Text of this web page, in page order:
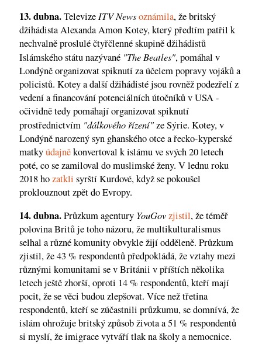
13. dubna.Televize ITV Newsoznámila, že britský
džihádista Alexanda Amon Kotey, který předtím patřil k
nechvalně proslulé čtyřčlenné skupině džihádistů
Islámského státu nazývané "The Beatles", pomáhal v
Londýně organizovat spiknutí za účelem popravy vojáků a
policistů. Kotey a další džihádisté jsou rovněž podezřelí z
vedení a financování potenciálních útočníků v USA -
očividně tedy pomáhají organizovat spiknutí
prostřednictvím "dálkového řízení"ze Sýrie. Kotey, v
Londýně narozený syn ghanského otce a řecko-kyperské
matkyúdajněkonvertoval k islámu ve svých 20 letech
poté, co se zamiloval do muslimské ženy. V lednu roku
2018 hozatkli syrští Kurdové, když se pokoušel
proklouznout zpět do Evropy.
14. dubna.Průzkum agentury YouGovzjistil, že téměř
polovina Britů je toho názoru, že multikulturalismus
selhal a různé komunity obvykle žijí odděleně. Průzkum
zjistil, že 43 % respondentů předpokládá, že vztahy mezi
různými komunitami se v Británii v příštích několika
letech ještě zhorší, oproti 14 % respondentů, kteří mají
pocit, že se věci budou zlepšovat. Více než třetina
respondentů, kteří se zúčastnili průzkumu, se domnívá, že
islám ohrožuje britský způsob života a 51 % respondentů
si myslí, že imigrace vytváří tlak na školy a nemocnice.